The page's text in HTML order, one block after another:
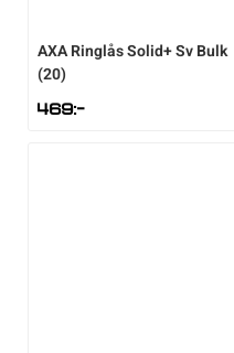
AXARinglås Solid+ Sv Bulk
(20)
469:-